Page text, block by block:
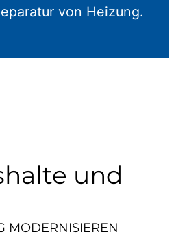
von Heizung.
und
MODERNISIEREN